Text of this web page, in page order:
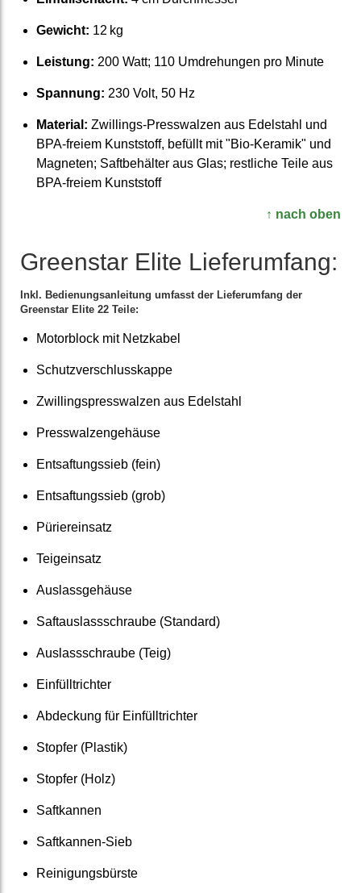
Gewicht: 12 kg
Leistung: 200 Watt; 110 Umdrehungen pro Minute
Spannung: 230 Volt, 50 Hz
Material: Zwillings-Presswalzen aus Edelstahl und
BPA-freiem Kunst­stoff, befüllt mit "Bio-Keramik" und
Magneten; Saft­behälter aus Glas; restliche Teile aus
BPA-freiem Kunst­stoff
↑ nach oben
Greenstar Elite Liefer­umfang:
Inkl. Bedienungs­anleitung umfasst der Liefer­umfang der
Greenstar Elite 22 Teile:
Motor­block mit Netzkabel
Schutz­verschluss­kappe
Zwillings­press­walzen aus Edelstahl
Press­walzen­gehäuse
Entsaftungs­sieb (fein)
Entsaftungs­sieb (grob)
Pürier­einsatz
Teig­einsatz
Auslass­gehäuse
Saft­auslass­schraube (Standard)
Auslass­schraube (Teig)
Einfüll­trichter
Abdeckung für Einfüll­trichter
Stopfer (Plastik)
Stopfer (Holz)
Saftkannen
Saftkannen-Sieb
Reinigungs­bürste